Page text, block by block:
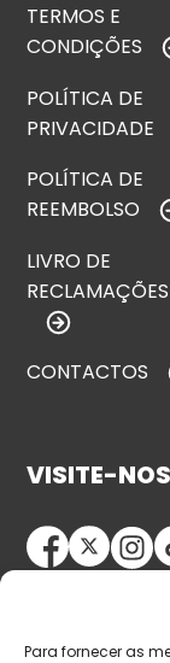
Para fornecer as
TERMOS E
CONDIÇÕES
POLÍTICA DE
PRIVACIDADE
POLÍTICA DE
REEMBOLSO
LIVRO DE
RECLAMAÇÕES
CONTACTOS
VISITE-NOS